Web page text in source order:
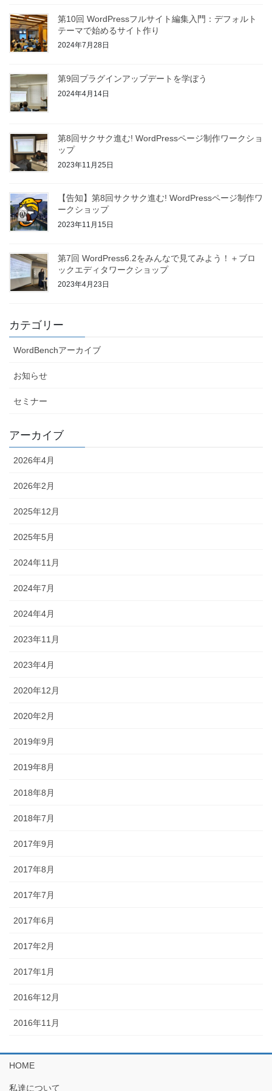
第10回 WordPressフルサイト編集入門：デフォルト
テーマで始めるサイト作り
2024年7月28日
第9回プラグインアップデートを学ぼう
2024年4月14日
第8回サクサク進む! WordPressページ制作ワークショ
ップ
2023年11月25日
【告知】第8回サクサク進む! WordPressページ制作ワ
ークショップ
2023年11月15日
第7回 WordPress6.2をみんなで見てみよう！＋ブロ
ックエディタワークショップ
2023年4月23日
カテゴリー
WordBenchアーカイブ
お知らせ
セミナー
アーカイブ
2026年4月
2026年2月
2025年12月
2025年5月
2024年11月
2024年7月
2024年4月
2023年11月
2023年4月
2020年12月
2020年2月
2019年9月
2019年8月
2018年8月
2018年7月
2017年9月
2017年8月
2017年7月
2017年6月
2017年2月
2017年1月
2016年12月
2016年11月
HOME
私達について